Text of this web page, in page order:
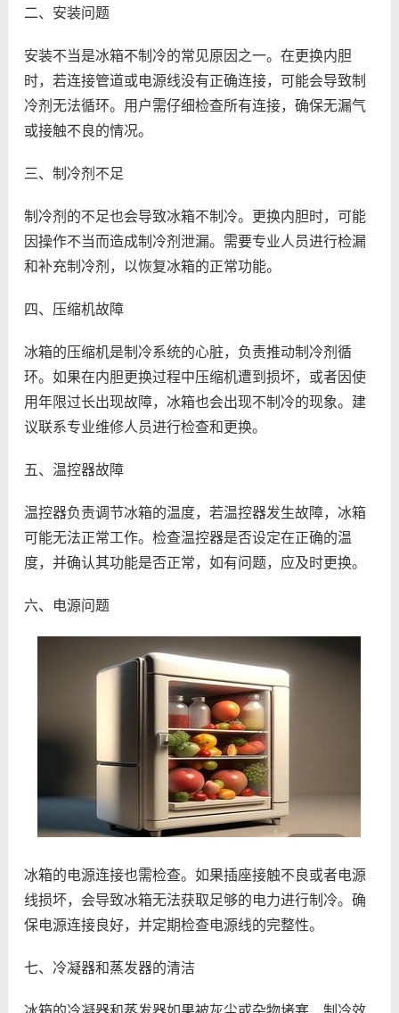
二、安装问题
安装不当是冰箱不制冷的常见原因之一。在更换内胆
时，若连接管道或电源线没有正确连接，可能会导致制
冷剂无法循环。用户需仔细检查所有连接，确保无漏气
或接触不良的情况。
三、制冷剂不足
制冷剂的不足也会导致冰箱不制冷。更换内胆时，可能
因操作不当而造成制冷剂泄漏。需要专业人员进行检漏
和补充制冷剂，以恢复冰箱的正常功能。
四、压缩机故障
冰箱的压缩机是制冷系统的心脏，负责推动制冷剂循
环。如果在内胆更换过程中压缩机遭到损坏，或者因使
用年限过长出现故障，冰箱也会出现不制冷的现象。建
议联系专业维修人员进行检查和更换。
五、温控器故障
温控器负责调节冰箱的温度，若温控器发生故障，冰箱
可能无法正常工作。检查温控器是否设定在正确的温
度，并确认其功能是否正常，如有问题，应及时更换。
六、电源问题
冰箱的电源连接也需检查。如果插座接触不良或者电源
线损坏，会导致冰箱无法获取足够的电力进行制冷。确
保电源连接良好，并定期检查电源线的完整性。
七、冷凝器和蒸发器的清洁